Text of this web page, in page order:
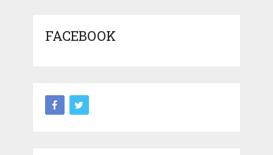
FACEBOOK